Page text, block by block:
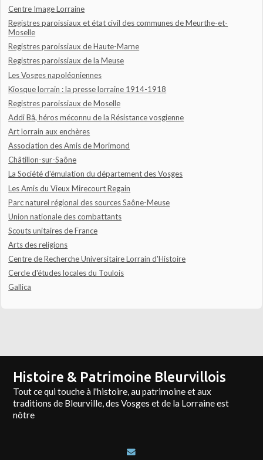
Centre Image Lorraine
Registres paroissiaux et état civil des communes de Meurthe-et-
Moselle
Registres paroissiaux de Haute-Marne
Registres paroissiaux de la Meuse
Les Vosges napoléoniennes
Kiosque lorrain : la presse lorraine 1914-1918
Registres paroissiaux de Moselle
Addi Bâ, héros méconnu de la Résistance vosgienne
Art lorrain aux enchères
Association des Amis de Morimond
Châtillon-sur-Saône
La Société d'émulation du département des Vosges
Les Amis du Vieux Mirecourt Regain
Parc naturel régional des sources Saône-Meuse
Union nationale des combattants
Scouts unitaires de France
Arts des religions
Centre de Recherche Universitaire Lorrain d'Histoire
Cercle d'études locales du Toulois
Gallica
Histoire & Patrimoine Bleurvillois
Tout ce qui touche à l'histoire, au patrimoine et aux
traditions de Bleurville, des Vosges et de la Lorraine est
nôtre